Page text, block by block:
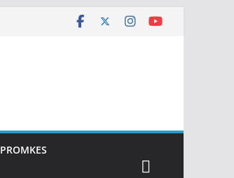
PROMKES